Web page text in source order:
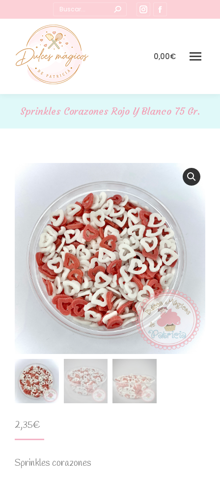
Buscar:
Instagram
page
new
page
in
0,00€
Sprinkles Corazones Rojo Y Blanco 75 Gr.
2,35€
Sprinkles corazones